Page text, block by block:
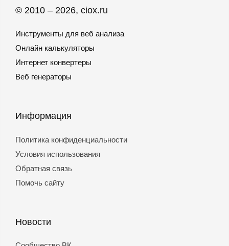
© 2010 – 2026, ciox.ru
Инструменты для веб анализа
Онлайн калькуляторы
Интернет конвертеры
Веб генераторы
Информация
Политика конфиденциальности
Условия использования
Обратная связь
Помочь сайту
Новости